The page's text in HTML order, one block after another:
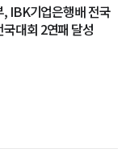
IBK기업은행배 전국
대회 2연패 달성